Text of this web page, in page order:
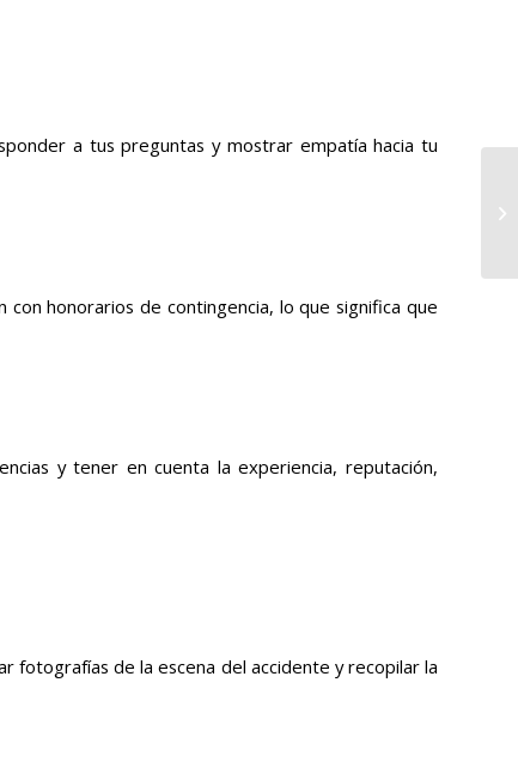
a tus preguntas y mostrar empatía hacia tu
honorarios de contingencia, lo que significa que
y tener en cuenta la experiencia, reputación,
fotografías de la escena del accidente y recopilar la